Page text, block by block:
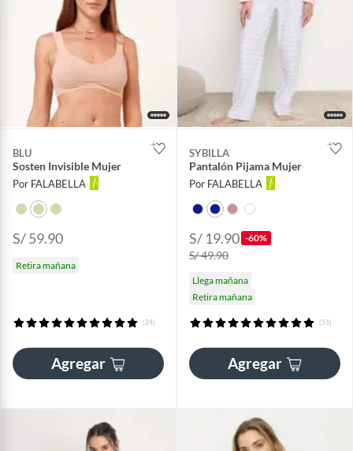
BLU
Sosten Invisible Mujer
Por FALABELLA
S/ 59.90
Retira mañana
(24)
Agregar
SYBILLA
Pantalón Pijama Mujer
Por FALABELLA
S/ 19.90 -60%
S/ 49.90
Llega mañana
Retira mañana
(51)
Agregar